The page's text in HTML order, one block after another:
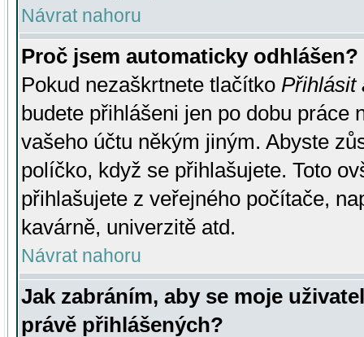
Návrat nahoru
Proč jsem automaticky odhlášen?
Pokud nezaškrtnete tlačítko Přihlásit
budete přihlášeni jen po dobu práce
vašeho účtu někým jiným. Abyste
políčko, když se přihlašujete. Toto
přihlašujete z veřejného počítače,
kavárně, univerzitě atd.
Návrat nahoru
Jak zabráním, aby se moje
právě přihlášených?